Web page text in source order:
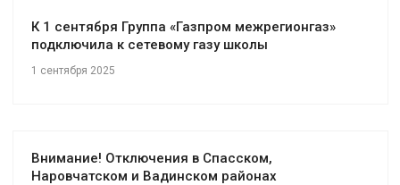
К 1 сентября Группа «Газпром межрегионгаз»
подключила к сетевому газу школы
1 сентября 2025
Внимание! Отключения в Спасском,
Наровчатском и Вадинском районах